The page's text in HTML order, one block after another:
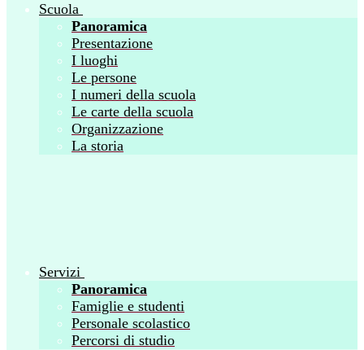
Scuola
Panoramica
Presentazione
I luoghi
Le persone
I numeri della scuola
Le carte della scuola
Organizzazione
La storia
Servizi
Panoramica
Famiglie e studenti
Personale scolastico
Percorsi di studio